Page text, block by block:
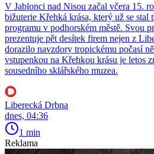
V Jablonci nad Nisou začal včera 15.
bižuterie Křehká krása, který už se stal
programu v podhorském městě. Svou
prezentuje pět desítek firem nejen z
dorazilo navzdory tropickému počasí
vstupenkou na Křehkou krásu je letos
sousedního sklářského muzea.
Liberecká Drbna
dnes, 04:36
1 min
Reklama